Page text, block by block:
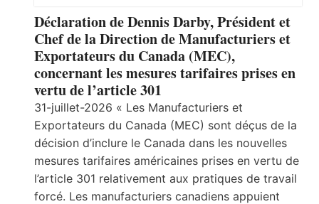
Déclaration de Dennis Darby, Président et
Chef de la Direction de Manufacturiers et
Exportateurs du Canada (MEC),
concernant les mesures tarifaires prises en
vertu de l’article 301
31-juillet-2026 « Les Manufacturiers et
Exportateurs du Canada (MEC) sont déçus de la
décision d’inclure le Canada dans les nouvelles
mesures tarifaires américaines prises en vertu de
l’article 301 relativement aux pratiques de travail
forcé. Les manufacturiers canadiens appuient